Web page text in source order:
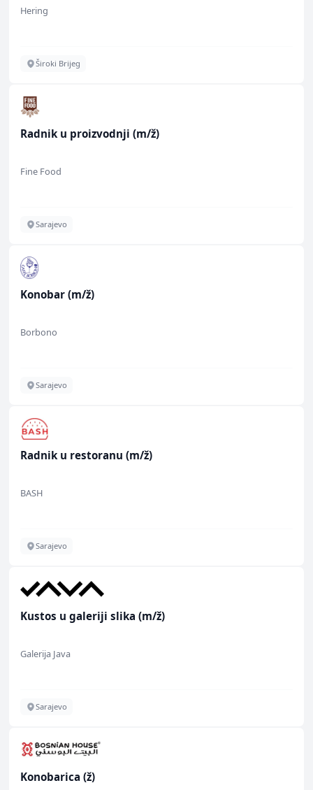
Hering
Široki Brijeg
Radnik u proizvodnji (m/ž)
Fine Food
Sarajevo
Konobar (m/ž)
Borbono
Sarajevo
Radnik u restoranu (m/ž)
BASH
Sarajevo
Kustos u galeriji slika (m/ž)
Galerija Java
Sarajevo
Konobarica (ž)